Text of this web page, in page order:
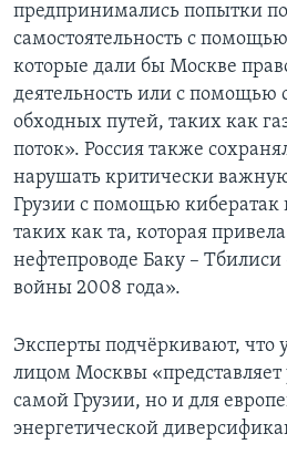
предпринимались попытки
самостоятельность с
которые дали бы Москве
деятельность или с помощью
обходных путей, таких как
поток». Россия также
нарушать критически
Грузии с помощью кибератак
таких как та, которая
нефтепроводе Баку –
войны 2008 года».
Эксперты подчёркивают, что
лицом Москвы «представляет
самой Грузии, но и для
энергетической